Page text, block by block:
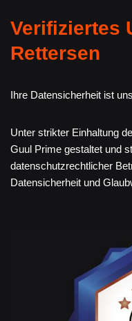
Verifiziertes
Rettersen
Ihre Datensicherheit ist
Unter strikter Einhaltung
Guul Prime gestaltet und
datenschutzrechtlicher
Datensicherheit und